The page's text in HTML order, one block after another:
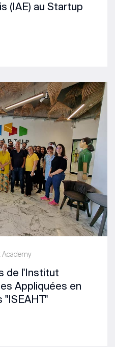
(IAE) au Startup
Academy
de l'Institut
Appliquées en
"ISEAHT"